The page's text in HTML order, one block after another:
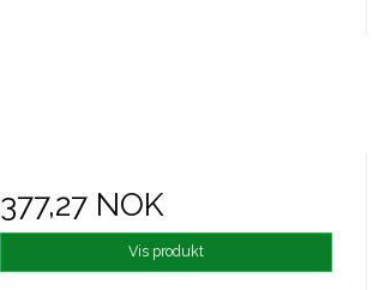
377,27 NOK
Vis produkt